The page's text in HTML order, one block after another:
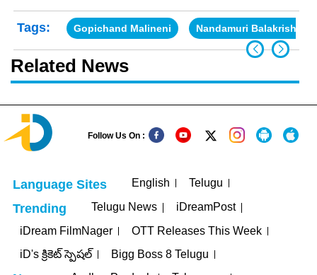
Tags: Gopichand Malineni Nandamuri Balakrishna
Related News
Follow Us On :
Language Sites English Telugu
Trending Telugu News
iDreamPost
iDream FilmNager
OTT Releases This Week
iD's క్రికెట్ స్పెషల్
Bigg Boss 8 Telugu